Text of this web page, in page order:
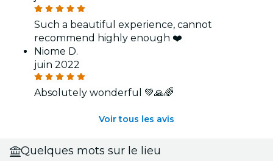
Such a beautiful experience, cannot
recommend highly enough ❤️
Niome D.
juin 2022
Absolutely wonderful 💚🙏🌈
Voir tous les avis
Quelques mots sur le lieu